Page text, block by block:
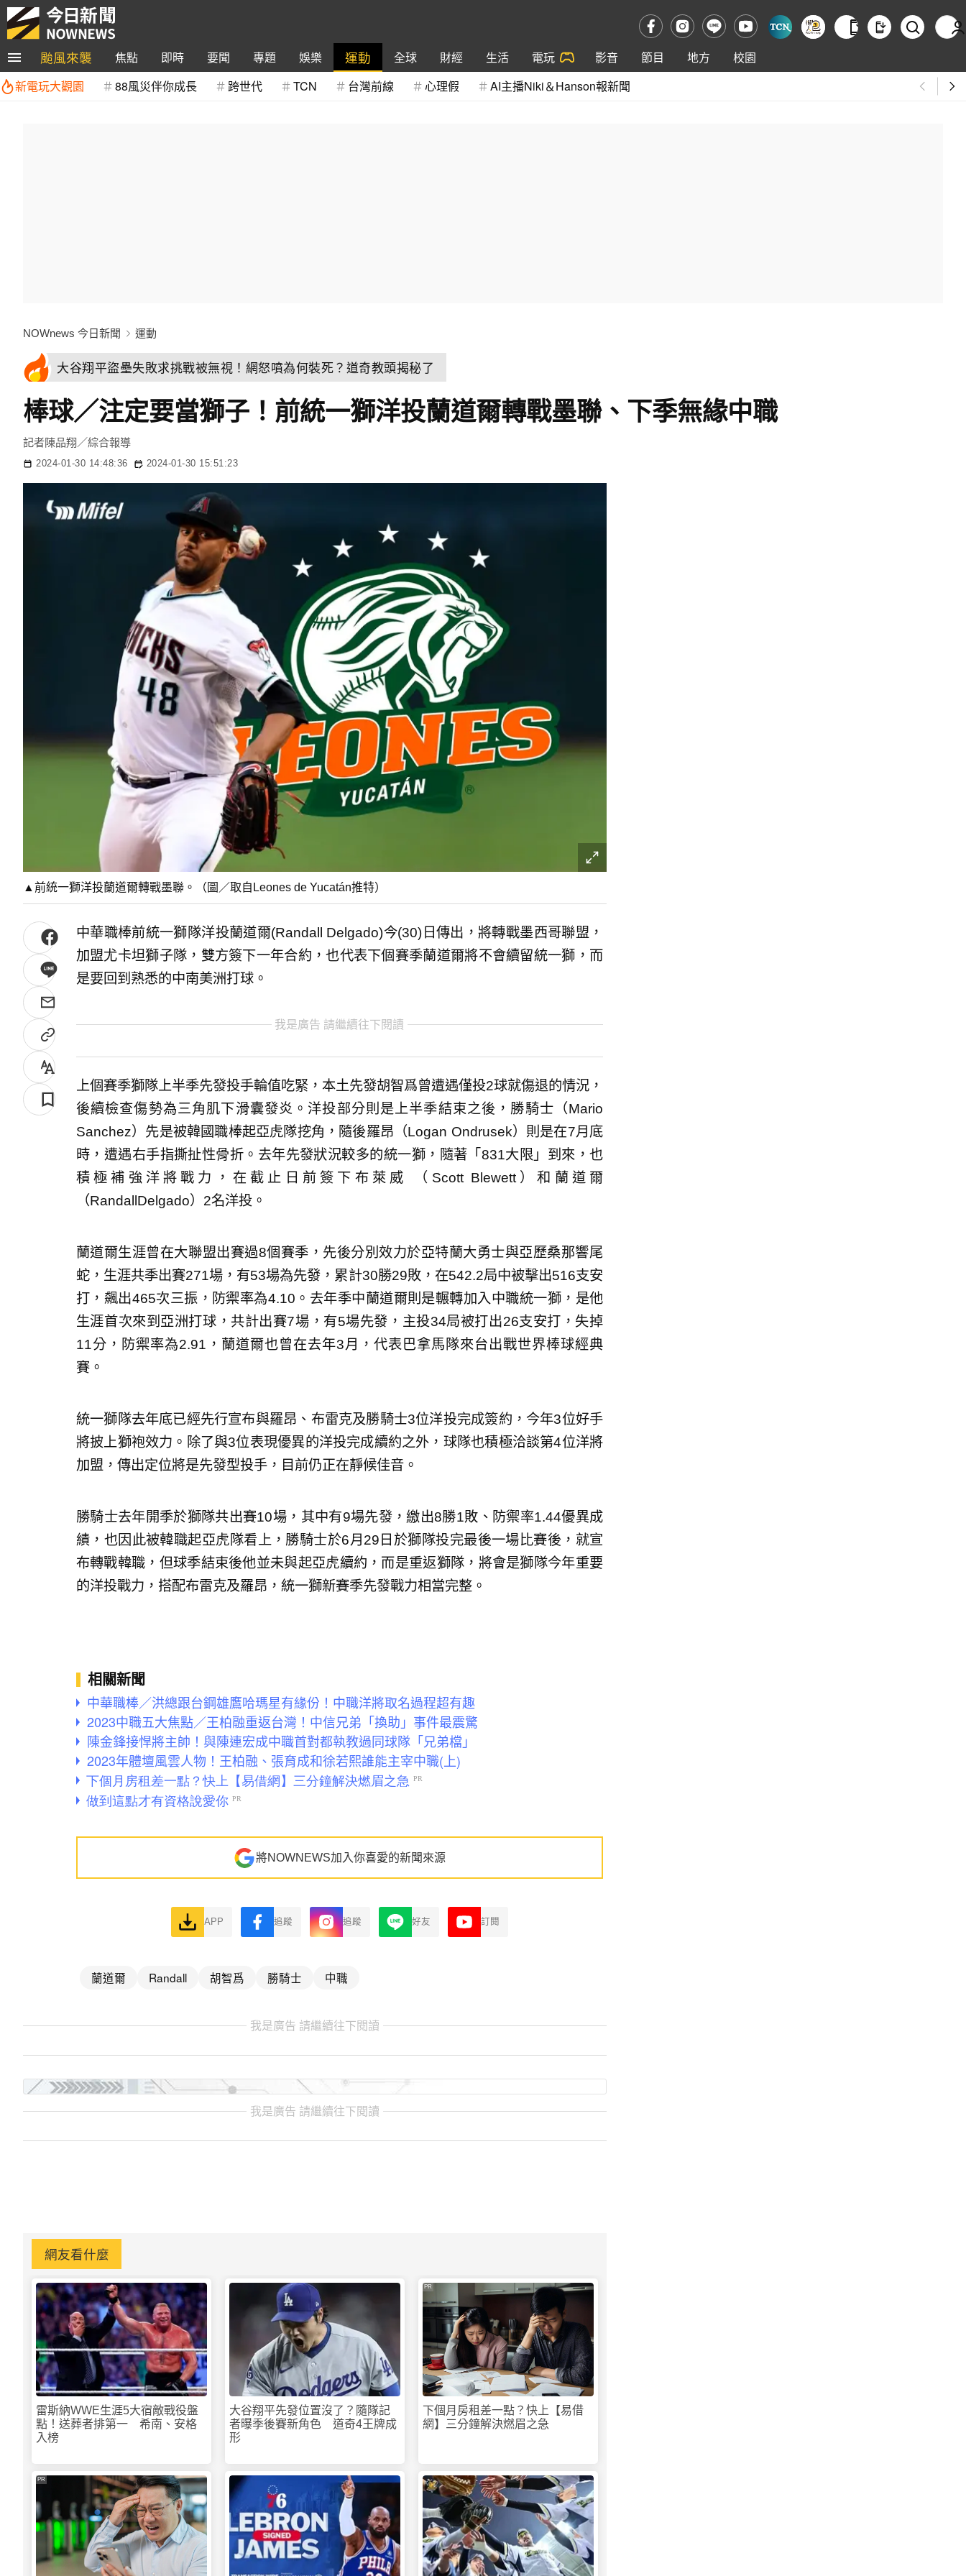
颱風來襲 焦點 即時 要聞 專題 娛樂 運動 全球 財經 生活 電玩 影音 節目 地方
校園
新電玩大觀園
88風災伴你成長 跨世代 TCN 台灣前線 心理假 AI主播Niki＆Hanson報新聞
NOWnews 今日新聞 運動
大谷翔平盜壘失敗求挑戰被無視！網怒噴為何裝死？道奇教頭揭秘了
棒球／注定要當獅子！前統一獅洋投蘭道爾轉戰墨聯、下季無緣中職
記者陳品翔／綜合報導
2024-01-30 14:48:36 2024-01-30 15:51:23
▲前統一獅洋投蘭道爾轉戰墨聯。（圖／取自Leones de Yucatán推特）
中華職棒前統一獅隊洋投蘭道爾(Randall Delgado)今(30)日傳出，將轉戰墨西哥聯盟，
加盟尤卡坦獅子隊，雙方簽下一年合約，也代表下個賽季蘭道爾將不會續留統一獅，而
是要回到熟悉的中南美洲打球。
我是廣告 請繼續往下閱讀
上個賽季獅隊上半季先發投手輪值吃緊，本土先發胡智爲曾遭遇僅投2球就傷退的情況，
後續檢查傷勢為三角肌下滑囊發炎。洋投部分則是上半季結束之後，勝騎士（Mario
Sanchez）先是被韓國職棒起亞虎隊挖角，隨後羅昂（Logan Ondrusek）則是在7月底
時，遭遇右手指撕扯性骨折。去年先發狀況較多的統一獅，隨著「831大限」到來，也
積極補強洋將戰力，在截止日前簽下布萊威 （Scott Blewett）和蘭道爾
（RandallDelgado）2名洋投。
蘭道爾生涯曾在大聯盟出賽過8個賽季，先後分別效力於亞特蘭大勇士與亞歷桑那響尾
蛇，生涯共季出賽271場，有53場為先發，累計30勝29敗，在542.2局中被擊出516支安
打，飆出465次三振，防禦率為4.10。去年季中蘭道爾則是輾轉加入中職統一獅，是他
生涯首次來到亞洲打球，共計出賽7場，有5場先發，主投34局被打出26支安打，失掉
11分，防禦率為2.91，蘭道爾也曾在去年3月，代表巴拿馬隊來台出戰世界棒球經典
賽。
統一獅隊去年底已經先行宣布與羅昂、布雷克及勝騎士3位洋投完成簽約，今年3位好手
將披上獅袍效力。除了與3位表現優異的洋投完成續約之外，球隊也積極洽談第4位洋將
加盟，傳出定位將是先發型投手，目前仍正在靜候佳音。
勝騎士去年開季於獅隊共出賽10場，其中有9場先發，繳出8勝1敗、防禦率1.44優異成
績，也因此被韓職起亞虎隊看上，勝騎士於6月29日於獅隊投完最後一場比賽後，就宣
布轉戰韓職，但球季結束後他並未與起亞虎續約，而是重返獅隊，將會是獅隊今年重要
的洋投戰力，搭配布雷克及羅昂，統一獅新賽季先發戰力相當完整。
相關新聞
中華職棒／洪總跟台鋼雄鷹哈瑪星有緣份！中職洋將取名過程超有趣
2023中職五大焦點／王柏融重返台灣！中信兄弟「換助」事件最震驚
陳金鋒接悍將主帥！與陳連宏成中職首對都執教過同球隊「兄弟檔」
2023年體壇風雲人物！王柏融、張育成和徐若熙誰能主宰中職(上)
將NOWNEWS加入你喜愛的新聞來源
APP 追蹤 追蹤 好友 訂閱
蘭道爾 Randall 胡智爲 勝騎士 中職
我是廣告 請繼續往下閱讀
我是廣告 請繼續往下閱讀
網友看什麼
雷斯納WWE生涯5大宿敵戰役盤
點！送葬者排第一 希南、安格
入榜
大谷翔平先發位置沒了？隨隊記
者曝季後賽新角色 道奇4王牌成
形
下個月房租差一點？快上【易借
網】三分鐘解決燃眉之急
PR
PR